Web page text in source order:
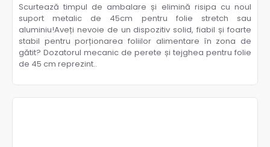
Scurtează timpul de ambalare și elimină risipa cu noul
suport metalic de 45cm pentru folie stretch sau
aluminiu!Aveți nevoie de un dispozitiv solid, fiabil și foarte
stabil pentru porționarea foliilor alimentare în zona de
gătit? Dozatorul mecanic de perete și tejghea pentru folie
de 45 cm reprezint..